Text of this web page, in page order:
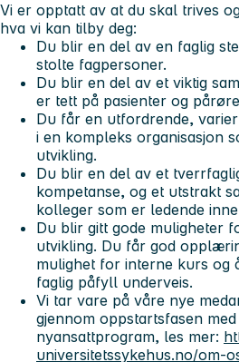
Vi er opptatt av at du skal trives
hva vi kan tilby deg:
Du blir en del av en faglig
stolte fagpersoner.
Du blir en del av et viktig
er tett på pasienter og
Du får en utfordrende,
i en kompleks organisasjon
utvikling.
Du blir en del av et
kompetanse, og et utstrakt
kolleger som er ledende
Du blir gitt gode muligheter
utvikling. Du får god
mulighet for interne kurs og
faglig påfyll underveis.
Vi tar vare på våre nye
gjennom oppstartsfasen
nyansattprogram, les mer:
universitetssykehus.no/om-